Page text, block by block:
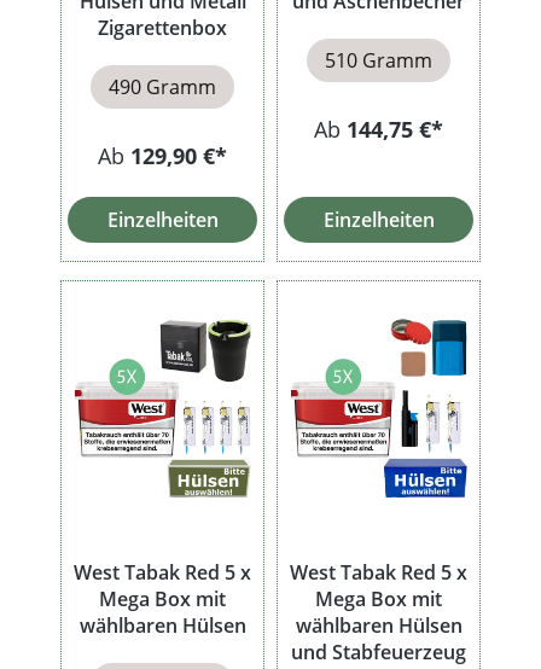
Zigarettenbox
490 Gramm
Ab 129,90 €*
Einzelheiten
510 Gramm
Ab 144,75 €*
Einzelheiten
West Tabak Red 5 x
Mega Box mit
wählbaren Hülsen
West Tabak Red 5 x
Mega Box mit
wählbaren Hülsen
und Stabfeuerzeug